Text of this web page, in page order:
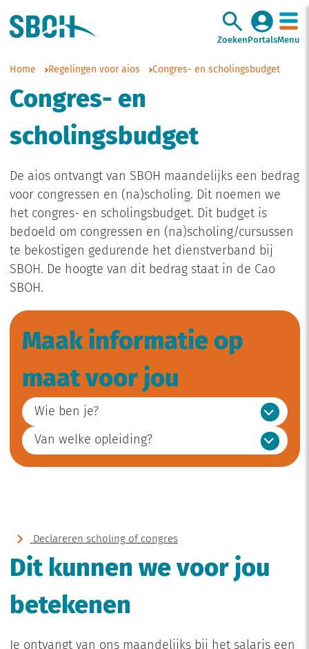
Zoeken PortalsMenu
Home Regelingen voor aios Congres- en scholingsbudget
Congres- en
scholingsbudget
De aios ontvangt van SBOH maandelijks een bedrag
voor congressen en (na)scholing. Dit noemen we
het congres- en scholingsbudget. Dit budget is
bedoeld om congressen en (na)scholing/cursussen
te bekostigen gedurende het dienstverband bij
SBOH. De hoogte van dit bedrag staat in de Cao
SBOH.
Maak informatie op
maat voor jou
Wie ben je?
Van welke opleiding?
Declareren scholing of congres
Dit kunnen we voor jou
betekenen
Je ontvangt van ons maandelijks bij het salaris een